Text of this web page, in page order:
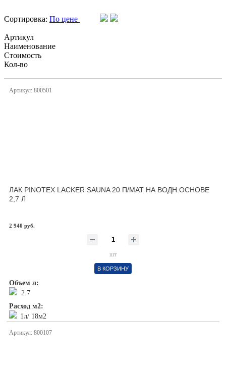
Сортировка: По цене
Артикул
Наименование
Стоимость
Кол-во
Артикул: 800501
ЛАК PINOTEX LACKER SAUNA 20 П/МАТ НА ВОДН.ОСНОВЕ
2,7 Л
2 940 руб.
шт
В КОРЗИНУ
Объем л:
2.7
Расход м2:
1л/ 18м2
Артикул: 800107